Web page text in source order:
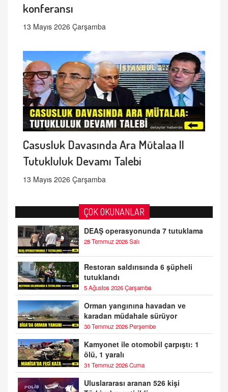
konferansı
13 Mayıs 2026 Çarşamba
Casusluk Davasında Ara Mütalaa ||
Tutukluluk Devamı Talebi
13 Mayıs 2026 Çarşamba
ÇOK OKUNANLAR
DEAŞ operasyonunda 7 tutuklama
28 Temmuz 2026 Salı
Restoran saldırısında 6 şüpheli
tutuklandı
5 Ağustos 2026 Çarşamba
Orman yangınına havadan ve
karadan müdahale sürüyor
30 Temmuz 2026 Perşembe
Kamyonet ile otomobil çarpıştı: 1
ölü, 1 yaralı
31 Temmuz 2026 Cuma
Uluslararası aranan 526 kişi